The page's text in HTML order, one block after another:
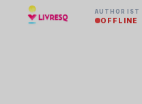
AUTHOR IST
OFFLINE